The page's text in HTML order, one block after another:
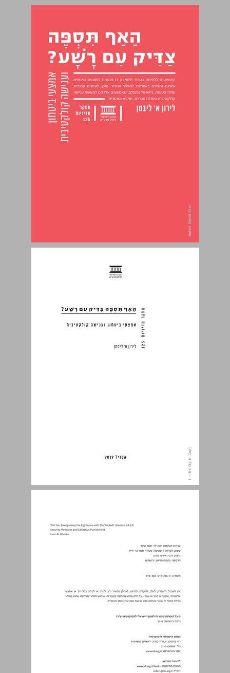
האף תספה צדיק עם רשע : אמצעי ביטחון וענישה קולקטיבית ... 0